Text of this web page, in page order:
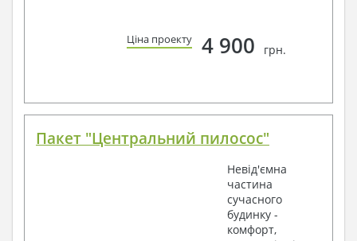
Ціна проекту 4 900 грн.
Пакет "Центральний пилосос"
Невід'ємна
частина
сучасного
будинку -
комфорт,